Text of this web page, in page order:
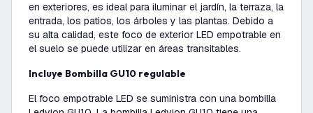
en exteriores, es ideal para iluminar el jardín, la terraza, la
entrada, los patios, los árboles y las plantas. Debido a
su alta calidad, este foco de exterior LED empotrable en
el suelo se puede utilizar en áreas transitables.
Incluye Bombilla GU10 regulable
El foco empotrable LED se suministra con una bombilla